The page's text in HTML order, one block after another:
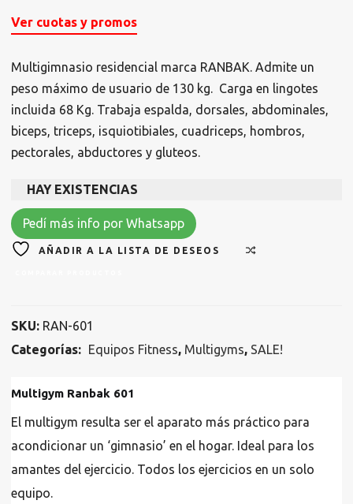
Ver cuotas y promos
Multigimnasio residencial marca RANBAK.Admite un
peso máximo de usuario de 130 kg. Carga en lingotes
incluida 68 Kg. Trabaja espalda, dorsales, abdominales,
biceps, triceps, isquiotibiales, cuadriceps, hombros,
pectorales, abductores y gluteos.
HAY EXISTENCIAS
Pedí más info por Whatsapp
AÑADIR A LA LISTA DE DESEOS
SKU: RAN-601
Categorías: Equipos Fitness, Multigyms, SALE!
Multigym Ranbak 601
El multigym resulta ser el aparato más práctico para
acondicionar un ‘gimnasio’ en el hogar. Ideal para los
amantes del ejercicio. Todos los ejercicios en un solo
equipo.